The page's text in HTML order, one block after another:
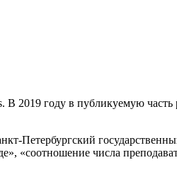
2019 году в публикуемую
Петербургский
«соотношение числа